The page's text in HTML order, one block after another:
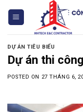
DỰ ÁN TIÊU BIỂU
Dự án thi
POSTED ON 27 THÁNG 6,